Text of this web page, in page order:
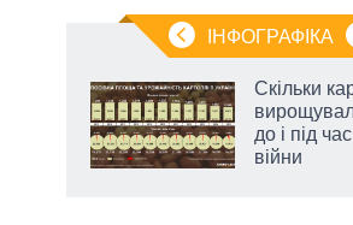
ІНФОГРАФІКА
Скільки
до і під
війни